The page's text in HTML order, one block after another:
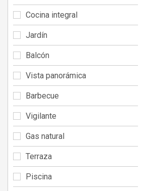
Cocina integral
Jardín
Balcón
Vista panorámica
Barbecue
Vigilante
Gas natural
Terraza
Piscina